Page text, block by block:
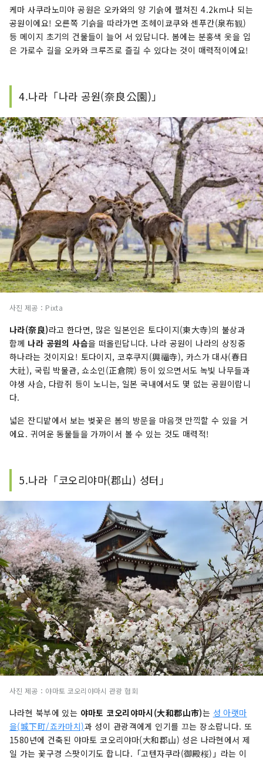
케마 사쿠라노미야 공원은 오카와의 양 기슭에 펼쳐진 4.2km나 되는
공원이에요! 오른쪽 기슭을 따라가면 조헤이쿄쿠와 센푸칸(泉布観)
등 메이지 초기의 건물들이 늘어 서 있답니다. 봄에는 분홍색 옷을 입
은 가로수 길을 오카와 크루즈로 즐길 수 있다는 것이 매력적이에요!
4.나라「나라 공원(奈良公園)」
사진 제공：Pixta
나라(奈良)라고 한다면, 많은 일본인은 토다이지(東大寺)의 불상과
함께 나라 공원의 사슴을 떠올린답니다. 나라 공원이 나라의 상징중
하나라는 것이지요! 토다이지, 코후쿠지(興福寺), 카스가 대사(春日
大社), 국립 박물관, 쇼소인(正倉院) 등이 있으면서도 녹빛 나무들과
야생 사슴, 다람쥐 등이 노니는, 일본 국내에서도 몇 없는 공원이랍니
다.
넓은 잔디밭에서 보는 벚꽃은 봄의 방문을 마음껏 만끽할 수 있을 거
에요. 귀여운 동물들을 가까이서 볼 수 있는 것도 매력적!
5.나라「코오리야마(郡山) 성터」
사진 제공：야마토 코오리야마시 관광 협회
나라현 북부에 있는 야마토 코오리야마시(大和郡山市)는 성 아랫마
을(城下町/죠카마치)과 성이 관광객에게 인기를 끄는 장소랍니다. 또
1580년에 건축된 야마토 코오리야마(大和郡山) 성은 나라현에서 제
일 가는 꽃구경 스팟이기도 합니다.「고텐자쿠라(御殿桜)」라는 이